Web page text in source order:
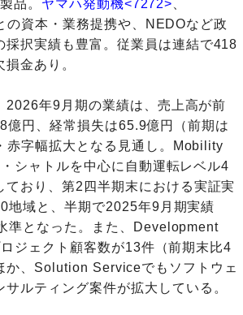
品。 ヤマハ発動機<7272>
の資本・業務提携や、NEDOなど政
採択実績も豊富。従業員は連結で418
金あり。
年9月期の業績は、売上高が前
億円、経常損失は65.9億円（前期は
赤字幅拡大となる見通し。Mobility
シャトルを中心に自動運転レベル4
ており、第2四半期末における実証実
地域と、半期で2025年9月期実績
準となった。また、Development
ジェクト顧客数が13件（前期末比4
か、Solution Serviceでもソフトウェ
ルティング案件が拡大している。